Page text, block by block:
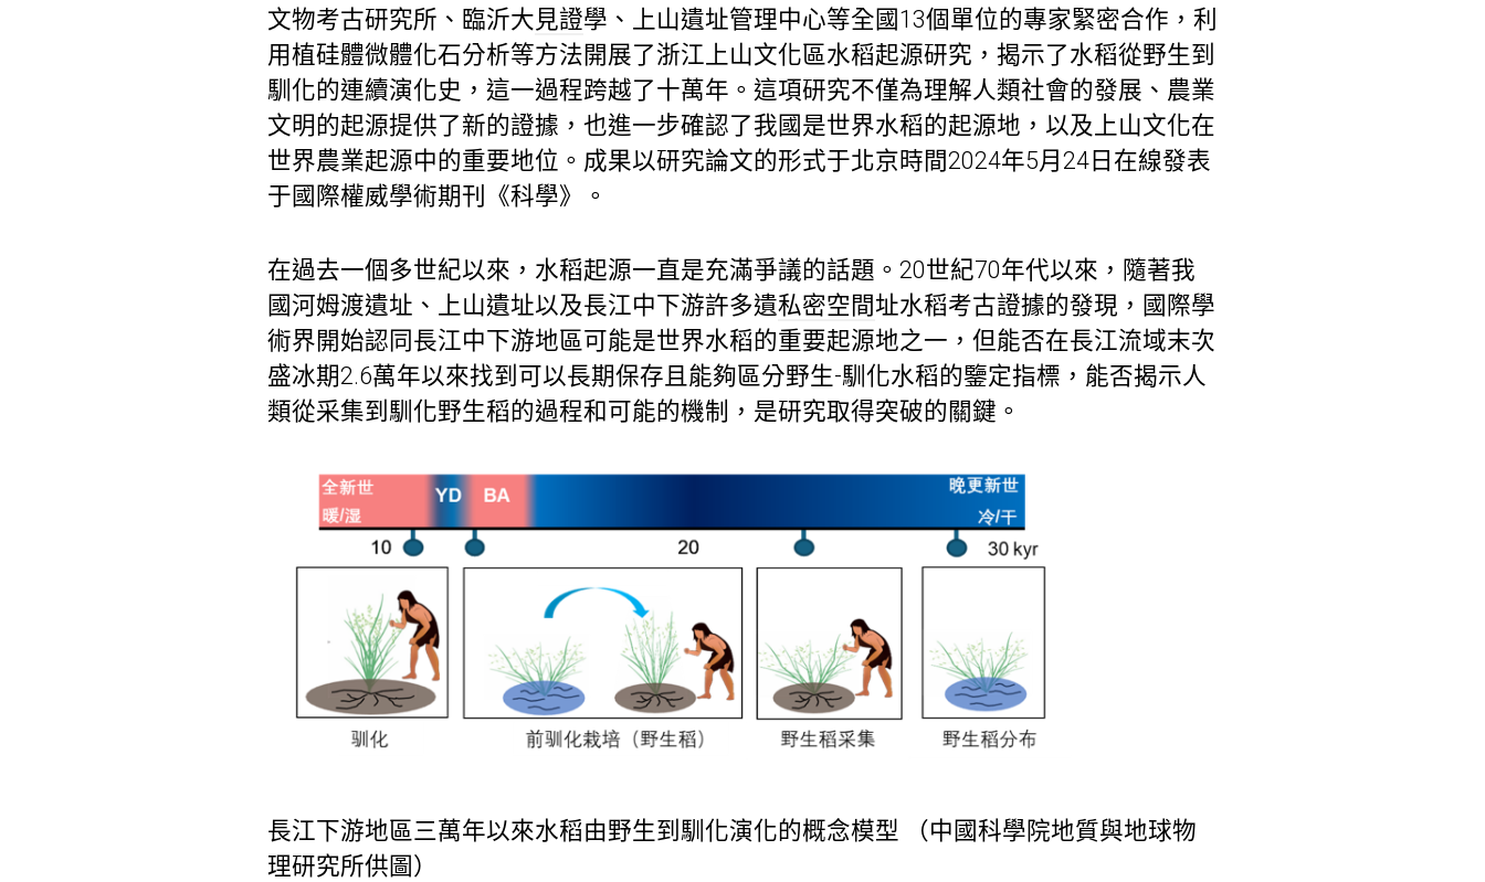
文物考古研究所、臨沂大 見證學、上山遺址管理中心等全國13個單位的專家緊密合作，利
用植硅體微體化石分析等方法開展了浙江上山文化區水稻起源研究，揭示了水稻從野生到
馴化的連續演化史，這一過程跨越了十萬年。這項研究不僅為理解人類社會的發展、農業
文明的起源提供了新的證據，也進一步確認了我國是世界水稻的起源地，以及上山文化在
世界農業起源中的重要地位。成果以研究論文的形式于北京時間2024年5月24日在線發表
于國際權威學術期刊《科學》。
在過去一個多世紀以來，水稻起源一直是充滿爭議的話題。20世紀70年代以來，隨著我
國河姆渡遺址、上山遺址以及長江中下游許多遺私密空間址水稻考古證據的發現，國際學
術界開始認同長江中下游地區可能是世界水稻的重要起源地之一，但能否在長江流域末次
盛冰期2.6萬年以來找到可以長期保存且能夠區分野生-馴化水稻的鑒定指標，能否揭示人
類從采集到馴化野生稻的過程和可能的機制，是研究取得突破的關鍵。
長江下游地區三萬年以來水稻由野生到馴化演化的概念模型 （中國科學院地質與地球物
理研究所供圖）